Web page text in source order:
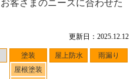
更新日：2025.12.12
塗装
屋根塗装
屋上防水 雨漏り
客さまのニーズに合わせた